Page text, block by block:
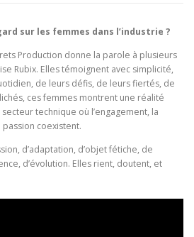
sur les femmes dans l’industrie ?
Production donne la parole à plusieurs
Rubix. Elles témoignent avec simplicité,
de leurs défis, de leurs fiertés, de
ces femmes montrent une réalité
technique où l’engagement, la
coexistent.
d’adaptation, d’objet fétiche, de
d’évolution. Elles rient, doutent, et